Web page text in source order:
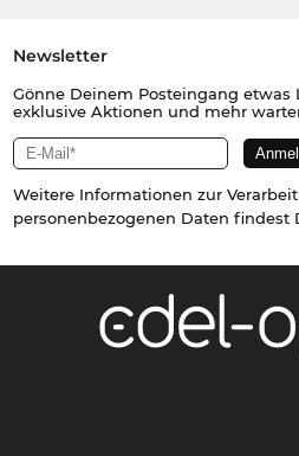
Newsletter
Gönne Deinem Posteingang etwas
exklusive Aktionen und mehr
Weitere Informationen zur
personenbezogenen Daten findest